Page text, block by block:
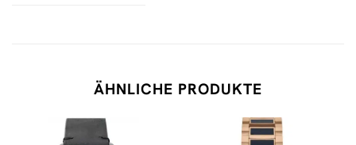
ÄHNLICHE PRODUKTE